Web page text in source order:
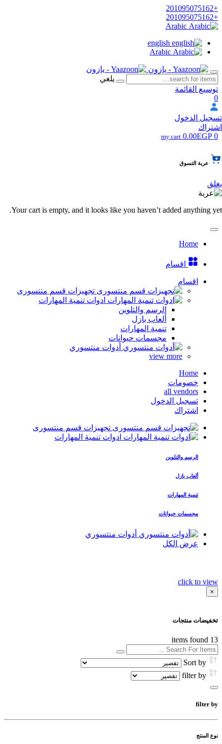
+201095075162
+201095075162
english
Arabic
يلغي
توسيع القائمة
0
تسجيل الدخول
اشتراك
0
my cart 0.00EGP
عربة التسوق
يغلق
Your cart is empty, and it looks like you haven’t added anything yet.
Home
اقسام
اقسام
تجهيزات قسم منتسورى
ادوات تنمية المهارات
الرسم والتلوين
ألعاب بازل
تنمية المهارات
مجسمات حيوانات
أدوات منتسوري
view more
Home
خصومات
all vendors
تسجيل الدخول
اشتراك
تجهيزات قسم منتسورى
ادوات تنمية المهارات
الرسم والتلوين
ألعاب بازل
تنمية المهارات
مجسمات حيوانات
أدوات منتسوري
عرض الكل
click to view
×
تخفيضات منتجات
13
Sort by
filter by
filter by
نوع المنتج